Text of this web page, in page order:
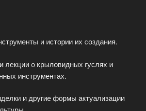
и истории их создания.
лекции о крыловидных гуслях и
инструментах.
и другие формы актуализации